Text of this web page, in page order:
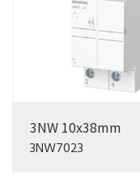
3NW 10x38mm
3NW7023